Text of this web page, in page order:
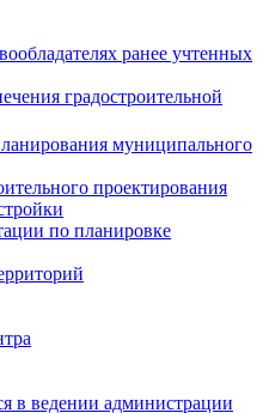
ранее учтенных
градостроительной
муниципального
проектирования
по планировке
в ведении администрации